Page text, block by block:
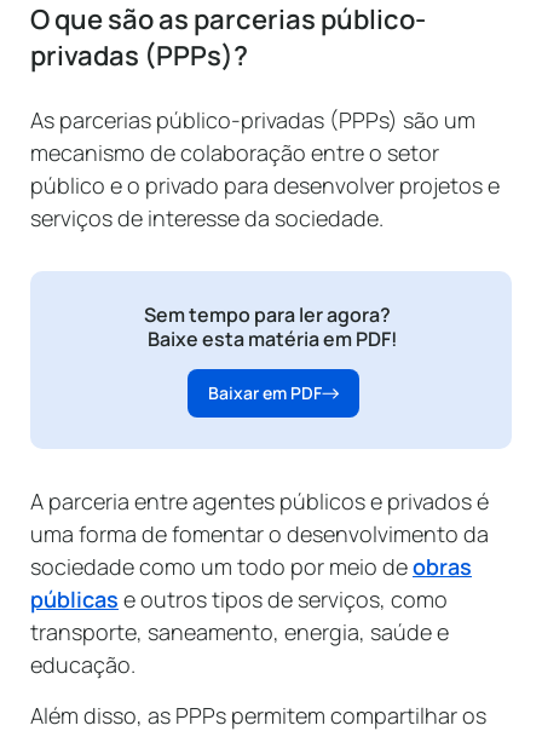
O que são as parcerias público-
privadas (PPPs)?
As parcerias público-privadas (PPPs) são um
mecanismo de colaboração entre o setor
público e o privado para desenvolver projetos e
serviços de interesse da sociedade.
Sem tempo para ler agora?
Baixe esta matéria em PDF!
Baixar em PDF
A parceria entre agentes públicos e privados é
uma forma de fomentar o desenvolvimento da
sociedade como um todo por meio deobras
públicas e outros tipos de serviços, como
transporte, saneamento, energia, saúde e
educação.
Além disso, as PPPs permitem compartilhar os